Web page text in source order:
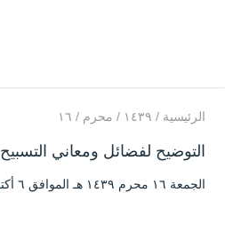
الرئيسية / ۱٤۳۹ / محرم / ۱٦
التوضيح لفضائل ومعاني التسبيح
الجمعة ۱٦ محرم ۱٤۳۹ هـ الموافق ٦ أكتوبر ۲۰۱۷ مـ |